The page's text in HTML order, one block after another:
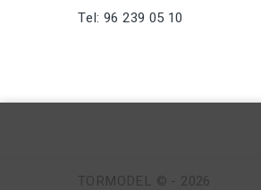
Tel: 96 239 05 10
TORMODEL © - 2026